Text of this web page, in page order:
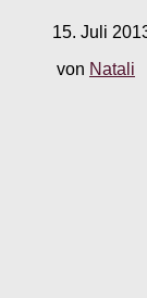
15. Juli
von Natali